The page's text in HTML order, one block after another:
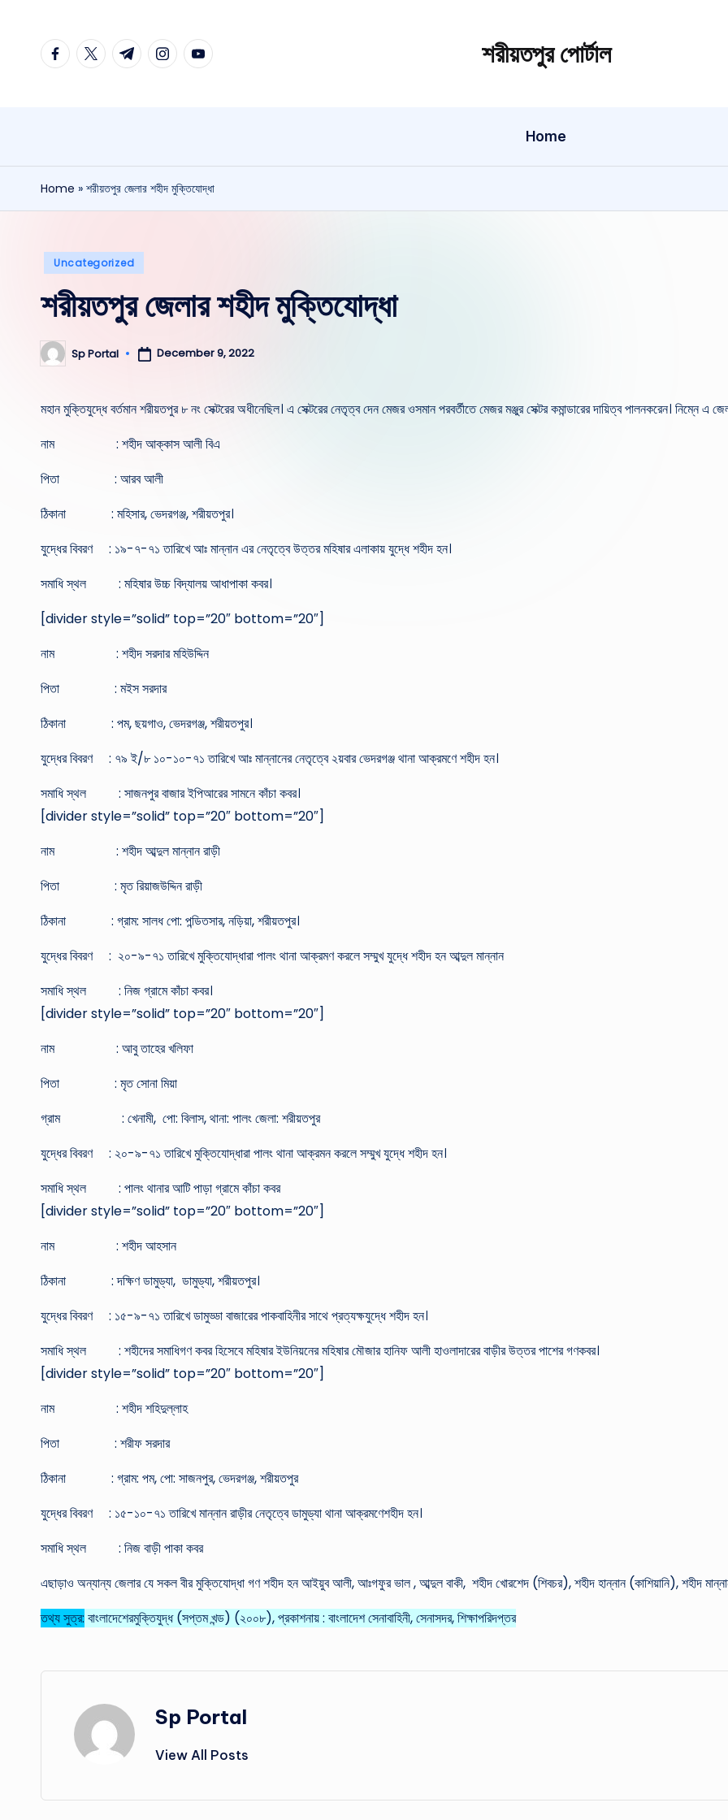
facebook.com
twitter.com
t.me instagram.com
youtube.com শরীয়তপুর পোর্টাল
শরীয়তপুর
অনলাইন
তথ্য
Home
Home » শরীয়তপুর জেলার শহীদ মুক্তিযোদ্ধা
Posted
Uncategorized
শরীয়তপুর জেলার শহীদ মুক্তিযোদ্ধা
Posted
by
Sp Portal December 9, 2022
মহান মুক্তিযুদ্ধে বর্তমান শরীয়তপুর ৮ নং সেক্টরের অধীনেছিল। এ সেক্টরের নেতৃত্ব দেন মেজর ওসমান পরবর্তীতে মেজর মঞ্জুর সেক্টর কমান্ডারের দায়িত্ব পালনকরেন। নিম্নে
নাম : শহীদ আক্কাস আলী বিএ
পিতা : আরব আলী
ঠিকানা : মহিসার, ভেদরগঞ্জ, শরীয়তপুর।
যুদ্ধের বিবরণ : ১৯-৭-৭১ তারিখে আঃ মান্নান এর নেতৃত্বে উত্তর মহিষার এলাকায় যুদ্ধে শহীদ হন।
সমাধি স্থল : মহিষার উচ্চ বিদ্যালয় আধাপাকা কবর।
[divider style=”solid” top=”20″ bottom=”20″]
নাম : শহীদ সরদার মহিউদ্দিন
পিতা : মইস সরদার
ঠিকানা : পম, ছয়গাও, ভেদরগঞ্জ, শরীয়তপুর।
যুদ্ধের বিবরণ : ৭৯ ই/৮ ১০-১০-৭১ তারিখে আঃ মান্নানের নেতৃত্বে ২য়বার ভেদরগঞ্জ থানা আক্রমণে শহীদ হন।
সমাধি স্থল : সাজনপুর বাজার ইপিআরের সামনে কাঁচা কবর।
[divider style=”solid” top=”20″ bottom=”20″]
নাম : শহীদ আব্দুল মান্নান রাড়ী
পিতা : মৃত রিয়াজউদ্দিন রাড়ী
ঠিকানা : গ্রাম: সালধ পো: পন্ডিতসার, নড়িয়া, শরীয়তপুর।
যুদ্ধের বিবরণ : ২০-৯-৭১ তারিখে মুক্তিযোদ্ধারা পালং থানা আক্রমণ করলে সম্মুখ যুদ্ধে শহীদ হন আব্দুল মান্নান
সমাধি স্থল : নিজ গ্রামে কাঁচা কবর।
[divider style=”solid” top=”20″ bottom=”20″]
নাম : আবু তাহের খলিফা
পিতা : মৃত সোনা মিয়া
গ্রাম : খেনামী, পো: বিলাস, থানা: পালং জেলা: শরীয়তপুর
যুদ্ধের বিবরণ : ২০-৯-৭১ তারিখে মুক্তিযোদ্ধারা পালং থানা আক্রমন করলে সম্মুখ যুদ্ধে শহীদ হন।
সমাধি স্থল : পালং থানার আটি পাড়া গ্রামে কাঁচা কবর
[divider style=”solid” top=”20″ bottom=”20″]
নাম : শহীদ আহসান
ঠিকানা : দক্ষিণ ডামুড্যা, ডামুড্যা, শরীয়তপুর।
যুদ্ধের বিবরণ : ১৫-৯-৭১ তারিখে ডামুড্ডা বাজারের পাকবাহিনীর সাথে প্রত্যক্ষযুদ্ধে শহীদ হন।
সমাধি স্থল : শহীদের সমাধিগণ কবর হিসেবে মহিষার ইউনিয়নের মহিষার মৌজার হানিফ আলী হাওলাদারের বাড়ীর উত্তর পাশের গণকবর।
[divider style=”solid” top=”20″ bottom=”20″]
নাম : শহীদ শহিদুল্লাহ
পিতা : শরীফ সরদার
ঠিকানা : গ্রাম: পম, পো: সাজনপুর, ভেদরগঞ্জ, শরীয়তপুর
যুদ্ধের বিবরণ : ১৫-১০-৭১ তারিখে মান্নান রাড়ীর নেতৃত্বে ডামুড্যা থানা আক্রমণেশহীদ হন।
সমাধি স্থল : নিজ বাড়ী পাকা কবর
এছাড়াও অন্যান্য জেলার যে সকল বীর মুক্তিযোদ্ধা গণ শহীদ হন আইয়ুব আলী, আঃগফুর ভাল , আব্দুল বাকী, শহীদ খোরশেদ (শিবচর), শহীদ হান্নান (কাশিয়ানি), শহীদ
তথ্য সুত্র: বাংলাদেশেরমুক্তিযুদ্ধ (সপ্তম খন্ড) (২০০৮), প্রকাশনায় : বাংলাদেশ সেনাবাহিনী, সেনাসদর, শিক্ষাপরিদপ্তর
Sp Portal
View All Posts